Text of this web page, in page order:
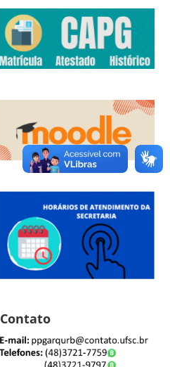
Contato